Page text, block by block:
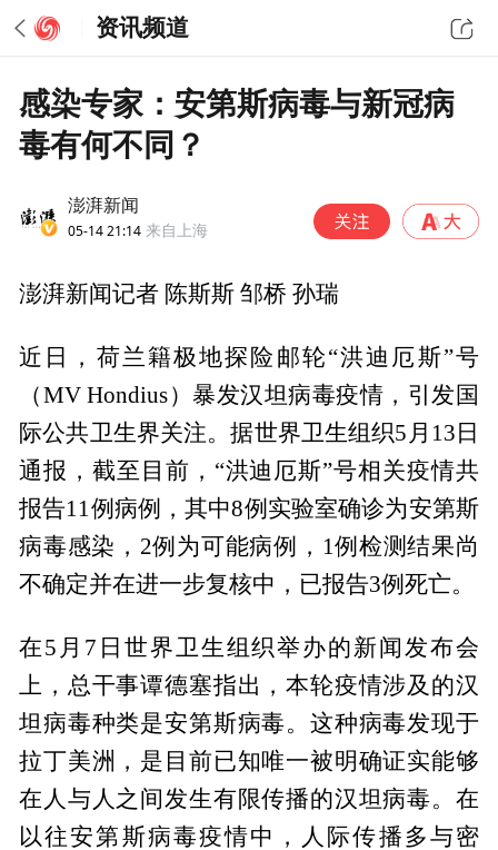
资讯频道
感染专家：安第斯病毒与新冠病
毒有何不同？
澎湃新闻
05-14 21:14 来自上海
澎湃新闻记者 陈斯斯 邹桥 孙瑞
近日，荷兰籍极地探险邮轮“洪迪厄斯”号
（MV Hondius）暴发汉坦病毒疫情，引发国
际公共卫生界关注。据世界卫生组织5月13日
通报，截至目前，“洪迪厄斯”号相关疫情共
报告11例病例，其中8例实验室确诊为安第斯
病毒感染，2例为可能病例，1例检测结果尚
不确定并在进一步复核中，已报告3例死亡。
在5月7日世界卫生组织举办的新闻发布会
上，总干事谭德塞指出，本轮疫情涉及的汉
坦病毒种类是安第斯病毒。这种病毒发现于
拉丁美洲，是目前已知唯一被明确证实能够
在人与人之间发生有限传播的汉坦病毒。在
以往安第斯病毒疫情中，人际传播多与密